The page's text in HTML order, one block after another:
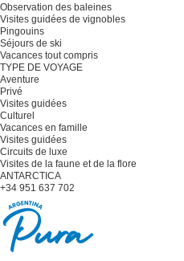
Observation des baleines
Visites guidées de vignobles
Pingouins
Séjours de ski
Vacances tout compris
TYPE DE VOYAGE
Aventure
Privé
Visites guidées
Culturel
Vacances en famille
Visites guidées
Circuits de luxe
Visites de la faune et de la flore
ANTARCTICA
+34 951 637 702